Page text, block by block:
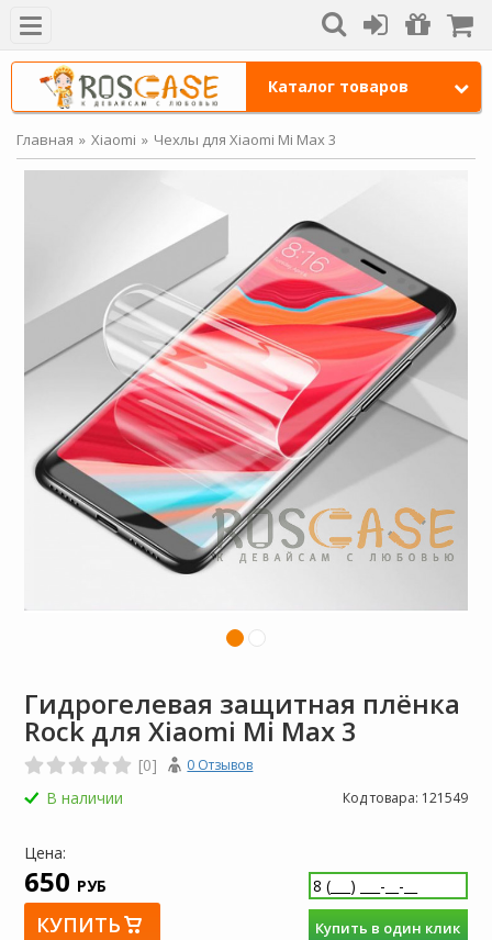
Каталог товаров
Главная Xiaomi Чехлы для Xiaomi Mi Max 3
Гидрогелевая защитная плёнка
Rock для Xiaomi Mi Max 3
[0] 0 Отзывов
В наличии Код товара: 121549
Цена:
650 РУБ
КУПИТЬ Купить в один клик